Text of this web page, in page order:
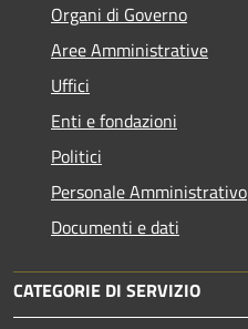
Organi di Governo
Aree Amministrative
Uffici
Enti e fondazioni
Politici
Personale Amministrativo
Documenti e dati
CATEGORIE DI SERVIZIO